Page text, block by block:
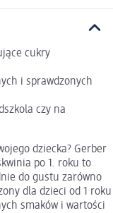
cukry
i sprawdzonych
czy na
dziecka? Gerber
po 1. roku to
do gustu zarówno
dla dzieci od 1 roku
smaków i wartości